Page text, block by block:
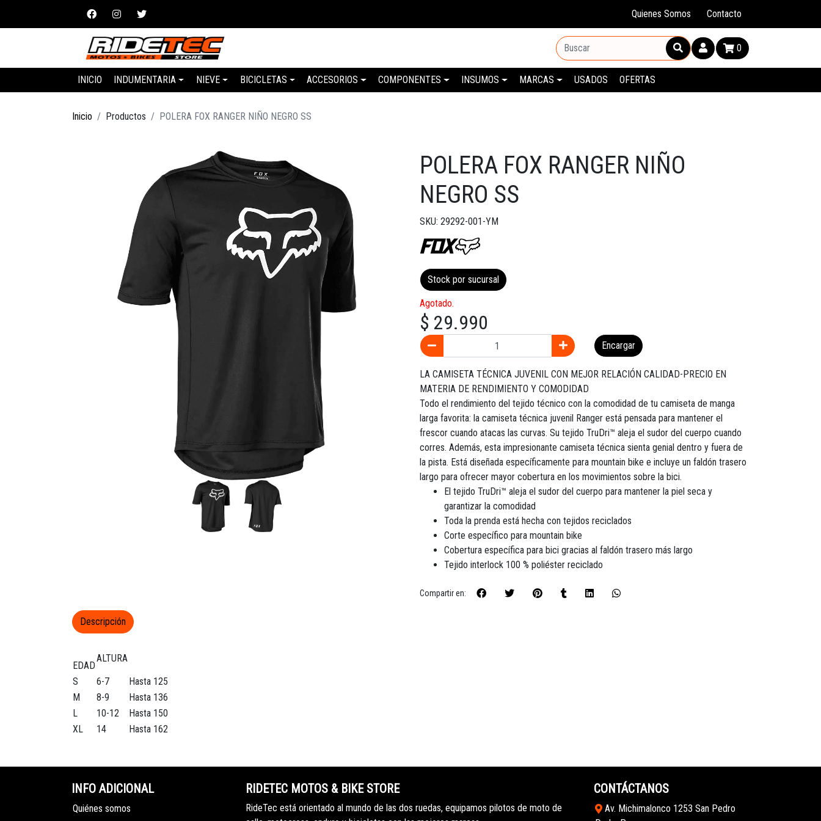
Quienes Somos Contacto
0
INICIO INDUMENTARIA NIEVE BICICLETAS ACCESORIOS COMPONENTES INSUMOS MARCAS USADOS OFERTAS
Inicio Productos POLERA FOX RANGER NIÑO NEGRO SS
POLERA FOX RANGER NIÑO
NEGRO SS
SKU: 29292-001-YM
Stock por sucursal
Agotado.
$ 29.990
Encargar
LA CAMISETA TÉCNICA JUVENIL CON MEJOR RELACIÓN CALIDAD-PRECIO EN
MATERIA DE RENDIMIENTO Y COMODIDAD
Todo el rendimiento del tejido técnico con la comodidad de tu camiseta de manga
larga favorita: la camiseta técnica juvenil Ranger está pensada para mantener el
frescor cuando atacas las curvas. Su tejido TruDri™ aleja el sudor del cuerpo cuando
corres. Además, esta impresionante camiseta técnica sienta genial dentro y fuera de
la pista. Está diseñada específicamente para mountain bike e incluye un faldón trasero
largo para ofrecer mayor cobertura en los movimientos sobre la bici.
El tejido TruDri™ aleja el sudor del cuerpo para mantener la piel seca y
garantizar la comodidad
Toda la prenda está hecha con tejidos reciclados
Corte específico para mountain bike
Cobertura específica para bici gracias al faldón trasero más largo
Tejido interlock 100 % poliéster reciclado
Compartir en:
EDAD
ALTURA
S
6-7
Hasta 125
M
8-9
Hasta 136
L
10-12
Hasta 150
XL
14 Hasta 162
Descripción
INFO ADICIONAL
Quiénes somos
RIDETEC MOTOS & BIKE STORE
RideTec está orientado al mundo de las dos ruedas, equipamos pilotos de moto de
CONTÁCTANOS
Av. Michimalonco 1253 San Pedro